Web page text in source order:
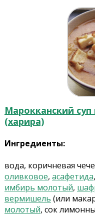
Марокканский
(харира)
Ингредиенты:
вода, коричневая
оливковое, асафетида
имбирь молотый,
вермишель (или
молотый, сок